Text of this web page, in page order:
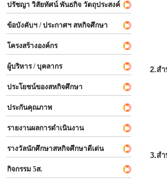
ปรัชญา วิสัยทัศน์ พันธกิจ วัตถุประสงค์
ข้อบังคับฯ / ประกาศฯ สหกิจศึกษา
โครงสร้างองค์กร
ผู้บริหาร / บุคลากร
ประโยชน์ของสหกิจศึกษา
ประกันคุณภาพ
รายงานผลการดำเนินงาน
รางวัลนักศึกษาสหกิจศึกษาดีเด่น
กิจกรรม 5ส.
2.ส
3.ส